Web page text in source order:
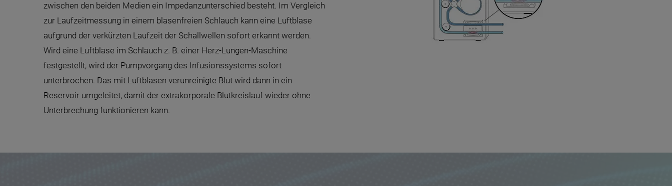
zwischen den beiden Medien ein Impedanzunterschied besteht. Im Vergleich
zur Laufzeitmessung in einem blasenfreien Schlauch kann eine Luftblase
aufgrund der verkürzten Laufzeit der Schallwellen sofort erkannt werden.
Wird eine Luftblase im Schlauch z. B. einer Herz-Lungen-Maschine
festgestellt, wird der Pumpvorgang des Infusionssystems sofort
unterbrochen. Das mit Luftblasen verunreinigte Blut wird dann in ein
Reservoir umgeleitet, damit der extrakorporale Blutkreislauf wieder ohne
Unterbrechung funktionieren kann.